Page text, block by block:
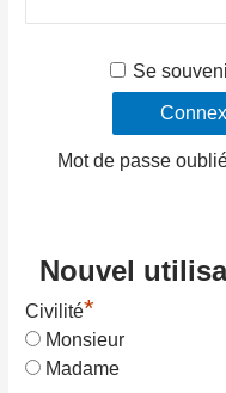
Se
Mot de passe
Nouvel
Civilité*
Monsieur
Madame